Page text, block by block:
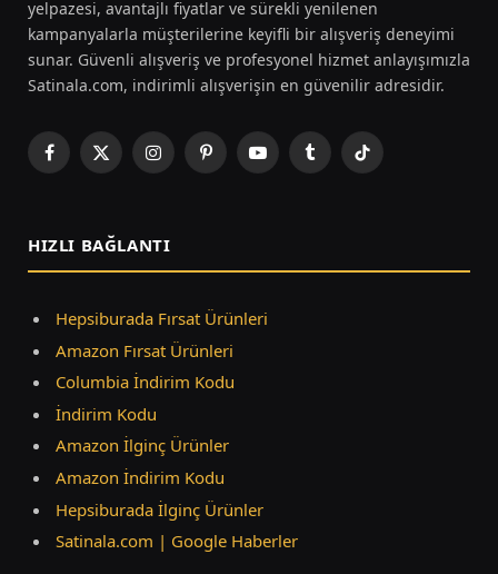
yelpazesi, avantajlı fiyatlar ve sürekli yenilenen
kampanyalarla müşterilerine keyifli bir alışveriş deneyimi
sunar. Güvenli alışveriş ve profesyonel hizmet anlayışımızla
Satinala.com, indirimli alışverişin en güvenilir adresidir.
Facebook
X
InstagramPinterestYouTubeTumblrTikTok
HIZLI BAĞLANTI
Hepsiburada Fırsat Ürünleri
Amazon Fırsat Ürünleri
Columbia İndirim Kodu
İndirim Kodu
Amazon İlginç Ürünler
Amazon İndirim Kodu
Hepsiburada İlginç Ürünler
Satinala.com | Google Haberler